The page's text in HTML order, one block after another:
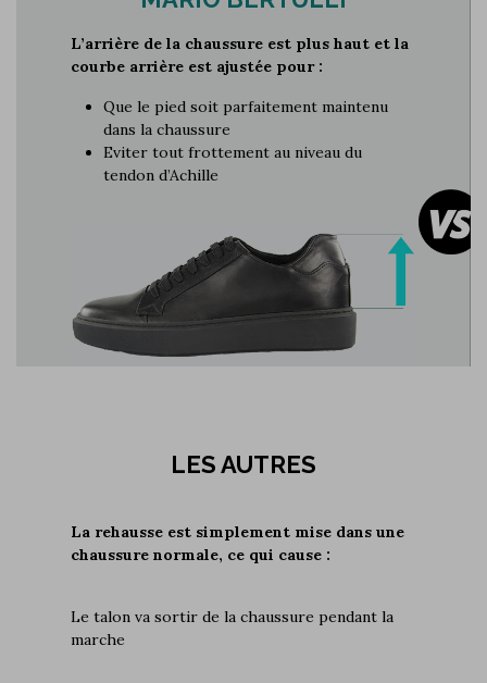
L’arrière de la chaussure est plus haut et la
courbe arrière est ajustée pour :
Que le pied soit parfaitement maintenu
dans la chaussure
Eviter tout frottement au niveau du
tendon d’Achille
LES AUTRES
La rehausse est simplement mise dans une
chaussure normale, ce qui cause :
Le talon va sortir de la chaussure pendant la
marche